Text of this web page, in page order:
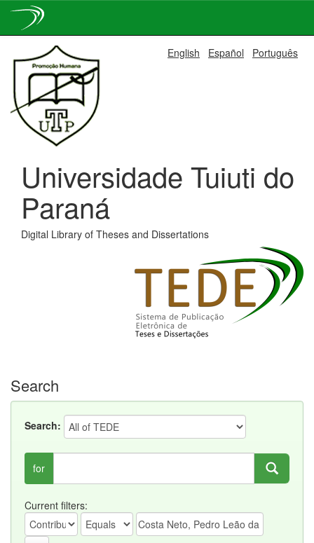
navigation
English Español Português
Universidade Tuiuti do
Paraná
Digital Library of Theses and Dissertations
Search
Search:
for
Current filters: